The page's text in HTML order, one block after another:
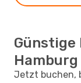
Günstige
Jetzt buchen,